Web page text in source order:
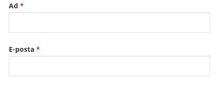
Ad *
E-posta *